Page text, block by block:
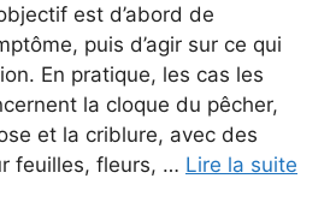
est d’abord de
puis d’agir sur ce qui
En pratique, les cas les
la cloque du pêcher,
et la criblure, avec des
feuilles, fleurs, … Lire la suite